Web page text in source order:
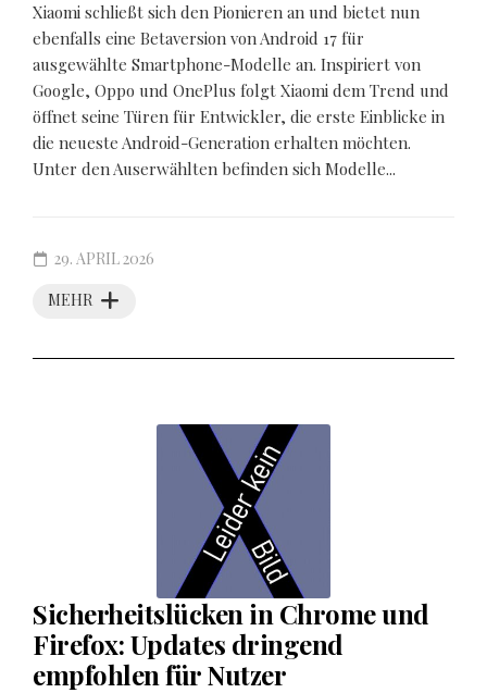
Xiaomi schließt sich den Pionieren an und bietet nun
ebenfalls eine Betaversion von Android 17 für
ausgewählte Smartphone-Modelle an. Inspiriert von
Google, Oppo und OnePlus folgt Xiaomi dem Trend und
öffnet seine Türen für Entwickler, die erste Einblicke in
die neueste Android-Generation erhalten möchten.
Unter den Auserwählten befinden sich Modelle...
MEHR
29. APRIL 2026
Sicherheitslücken in Chrome und
Firefox: Updates dringend
empfohlen für Nutzer